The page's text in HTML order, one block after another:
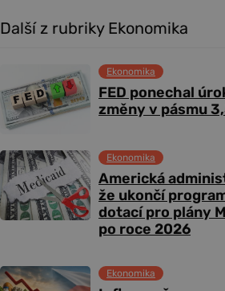
Další z rubriky Ekonomika
FED ponechal
změny v pásmu
Ekonomika
Americká
že ukončí
dotací pro plány
po roce 2026
Ekonomika
Ekonomika